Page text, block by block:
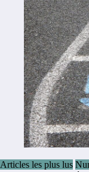
Articles les plus lus